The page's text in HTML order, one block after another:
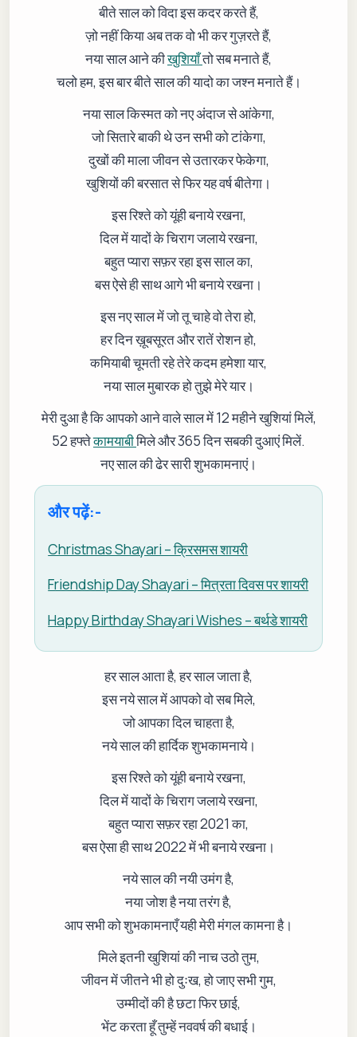
बीते साल को विदा इस कदर करते हैं,
ज़ो नहीं किया अब तक वो भी कर गुज़रते हैं,
नया साल आने कीखुशियाँतो सब मनाते हैं,
चलो हम, इस बार बीते साल की यादो का जश्न मनाते हैं।
नया साल किस्मत को नए अंदाज से आंकेगा,
जो सितारे बाकी थे उन सभी को टांकेगा,
दुखों की माला जीवन से उतारकर फेकेगा,
खुशियों की बरसात से फिर यह वर्ष बीतेगा।
इस रिश्ते को यूंही बनाये रखना,
दिल में यादों के चिराग जलाये रखना,
बहुत प्यारा सफ़र रहा इस साल का,
बस ऐसे ही साथ आगे भी बनाये रखना।
इस नए साल में जो तू चाहे वो तेरा हो,
हर दिन ख़ूबसूरत और रातें रोशन हो,
कमियाबी चूमती रहे तेरे कदम हमेशा यार,
नया साल मुबारक हो तुझे मेरे यार।
मेरी दुआ है कि आपको आने वाले साल में 12 महीने खुशियां मिलें,
52 हफ्तेकामयाबीमिले और 365 दिन सबकी दुआएं मिलें.
नए साल की ढेर सारी शुभकामनाएं।
और पढ़ें:-
Christmas Shayari – क्रिसमस शायरी
Friendship Day Shayari – मित्रता दिवस पर शायरी
Happy Birthday Shayari Wishes – बर्थडे शायरी
हर साल आता है, हर साल जाता है,
इस नये साल में आपको वो सब मिले,
जो आपका दिल चाहता है,
नये साल की हार्दिक शुभकामनाये।
इस रिश्ते को यूंही बनाये रखना,
दिल में यादों के चिराग जलाये रखना,
बहुत प्यारा सफ़र रहा 2021 का,
बस ऐसा ही साथ 2022 में भी बनाये रखना।
नये साल की नयी उमंग है,
नया जोश है नया तरंग है,
आप सभी को शुभकामनाएँ यही मेरी मंगल कामना है।
मिले इतनी खुशियां की नाच उठो तुम,
जीवन में जीतने भी हो दुःख, हो जाए सभी गुम,
उम्मीदों की है छटा फिर छाई,
भेंट करता हूँ तुम्हें नववर्ष की बधाई।